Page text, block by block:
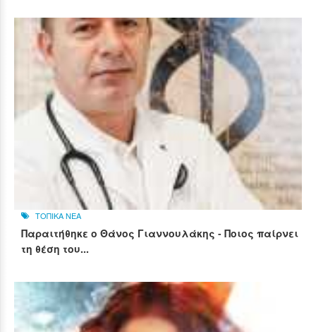
ΤΟΠΙΚΑ ΝΕΑ
Παραιτήθηκε ο Θάνος Γιαννουλάκης - Ποιος παίρνει
τη θέση του...